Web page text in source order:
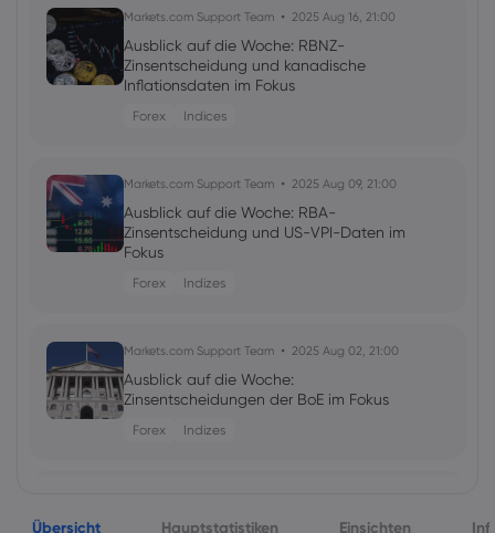
Markets.com Support Team 2025 Aug 16, 21:00
Ausblick auf die Woche: RBNZ-
Zinsentscheidung und kanadische
Inflationsdaten im Fokus
Forex Indices
Markets.com Support Team 2025 Aug 09, 21:00
Ausblick auf die Woche: RBA-
Zinsentscheidung und US-VPI-Daten im
Fokus
Forex Indizes
Markets.com Support Team 2025 Aug 02, 21:00
Ausblick auf die Woche:
Zinsentscheidungen der BoE im Fokus
Forex Indizes
Ausblick auf die Woche:
Übersicht Hauptstatistiken Einsichten